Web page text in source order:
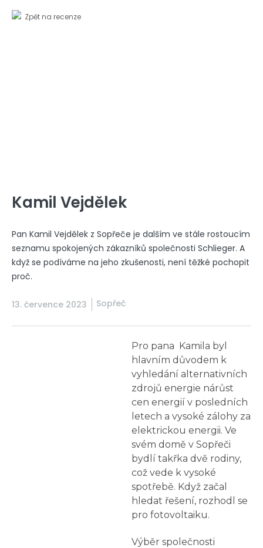
Zpět na recenze
Kamil Vejdělek
Pan Kamil Vejdělek z Sopřeče je dalším ve stále rostoucím
seznamu spokojených zákazníků společnosti Schlieger. A
když se podíváme na jeho zkušenosti, není těžké pochopit
proč.
13. července 2023 Sopřeč
Pro pana Kamila byl
hlavním důvodem k
vyhledání alternativních
zdrojů energie nárůst
cen energií v posledních
letech a vysoké zálohy za
elektrickou energii. Ve
svém domě v Sopřeči
bydlí takřka dvě rodiny,
což vede k vysoké
spotřebě. Když začal
hledat řešení, rozhodl se
pro fotovoltaiku.
Výběr společnosti